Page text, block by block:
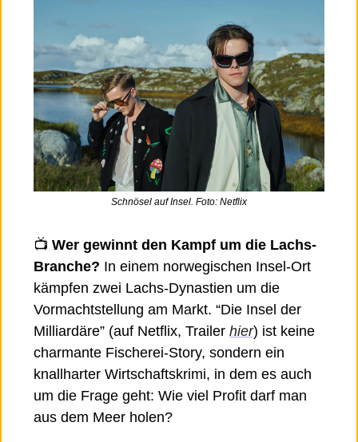
Schnösel auf Insel. Foto: Netflix
📺 Wer gewinnt den Kampf um die Lachs-
Branche? In einem norwegischen Insel-Ort
kämpfen zwei Lachs-Dynastien um die
Vormachtstellung am Markt. “Die Insel der
Milliardäre” (auf Netflix, Trailer hier) ist keine
charmante Fischerei-Story, sondern ein
knallharter Wirtschaftskrimi, in dem es auch
um die Frage geht: Wie viel Profit darf man
aus dem Meer holen?